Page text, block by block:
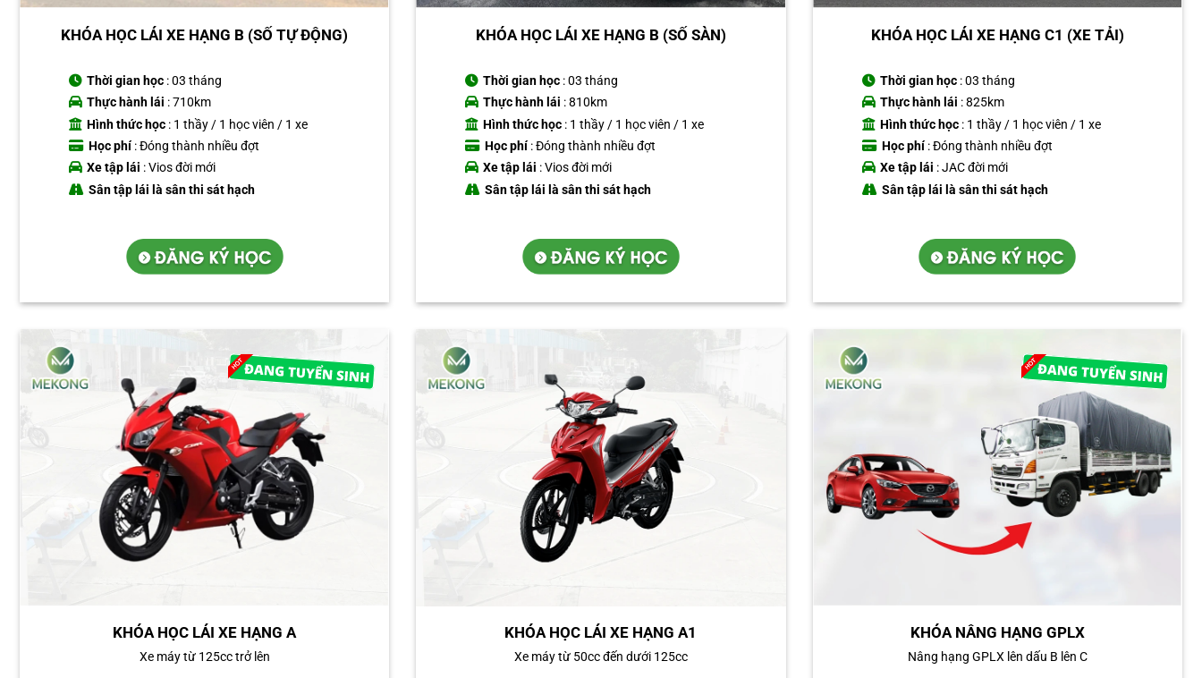
KHÓA HỌC LÁI XE HẠNG B (SỐ TỰ ĐỘNG)
Thời gian học : 03 tháng
Thực hành lái : 710km
Hình thức học : 1 thầy / 1 học viên / 1 xe
Học phí: Đóng thành nhiều đợt
Xe tập lái : Vios đời mới
Sân tập lái là sân thi sát hạch
KHÓA HỌC LÁI XE HẠNG B (SỐ SÀN)
Thời gian học : 03 tháng
Thực hành lái : 810km
Hình thức học : 1 thầy / 1 học viên / 1 xe
Học phí: Đóng thành nhiều đợt
Xe tập lái : Vios đời mới
Sân tập lái là sân thi sát hạch
KHÓA HỌC LÁI XE HẠNG C1 (XE TẢI)
Thời gian học: 03 tháng
Thực hành lái : 825km
Hình thức học: 1 thầy / 1 học viên / 1 xe
Học phí: Đóng thành nhiều đợt
Xe tập lái : JAC đời mới
Sân tập lái là sân thi sát hạch
KHÓA HỌC LÁI XE HẠNG A
Xe máy từ 125cc trở lên
KHÓA HỌC LÁI XE HẠNG A1
Xe máy từ 50cc đến dưới 125cc
KHÓA NÂNG HẠNG GPLX
Nâng hạng GPLX lên dấu B lên C